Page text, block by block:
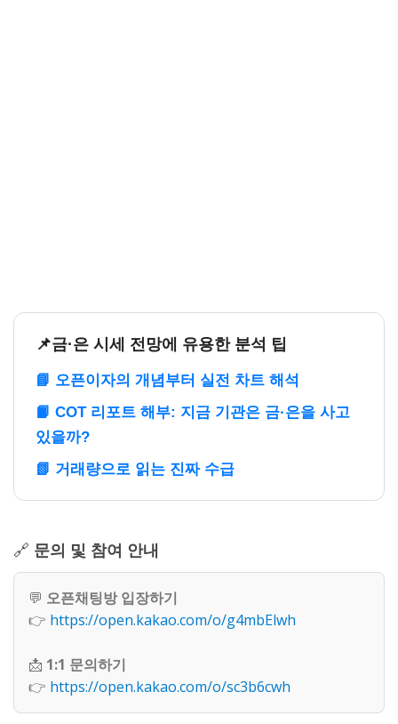
📌금·은 시세 전망에 유용한 분석 팁
📘 오픈이자의 개념부터 실전 차트 해석
📙 COT 리포트 해부: 지금 기관은 금·은을 사고
있을까?
📗 거래량으로 읽는 진짜 수급
🔗 문의 및 참여 안내
💬 오픈채팅방 입장하기
👉 https://open.kakao.com/o/g4mbElwh
📩 1:1 문의하기
👉 https://open.kakao.com/o/sc3b6cwh